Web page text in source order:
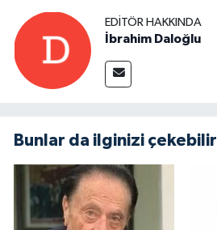
EDITÖR HAKKINDA
İbrahim Daloğlu
Bunlar da ilginizi çekebilir